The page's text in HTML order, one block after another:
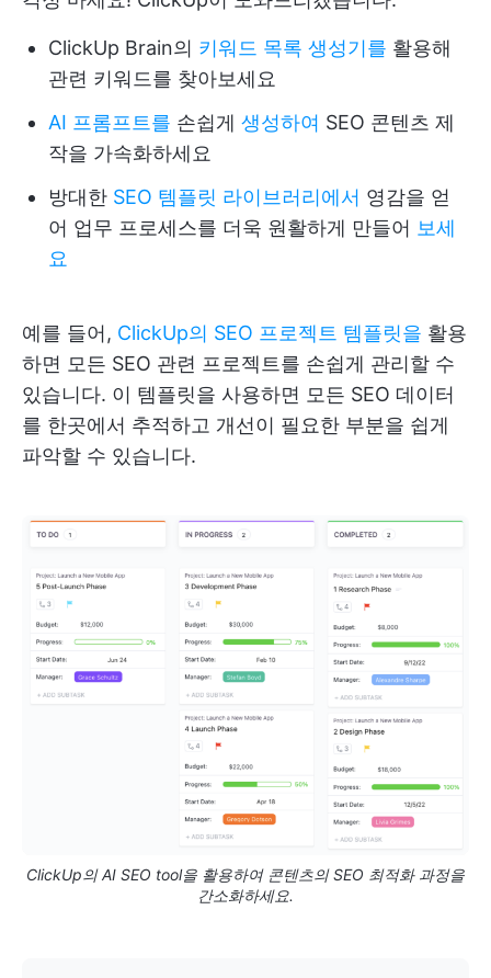
ClickUp Brain의 키워드 목록 생성기를 활용해
관련 키워드를 찾아보세요
AI 프롬프트를 손쉽게 생성하여 SEO 콘텐츠 제
작을 가속화하세요
방대한 SEO 템플릿 라이브러리에서 영감을 얻
어 업무 프로세스를 더욱 원활하게 만들어 보세
요
예를 들어, ClickUp의 SEO 프로젝트 템플릿을 활용
하면 모든 SEO 관련 프로젝트를 손쉽게 관리할 수
있습니다. 이 템플릿을 사용하면 모든 SEO 데이터
를 한곳에서 추적하고 개선이 필요한 부분을 쉽게
파악할 수 있습니다.
ClickUp의 AI SEO tool을 활용하여 콘텐츠의 SEO 최적화 과정을
간소화하세요.